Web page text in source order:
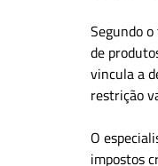
Segundo
de
vincula a
restrição
O
impostos